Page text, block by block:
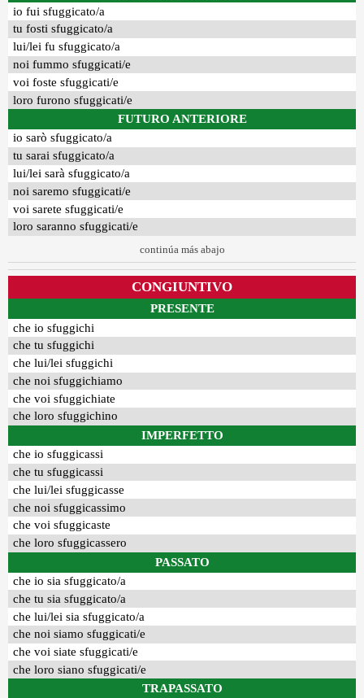
io fui sfuggicato/a
tu fosti sfuggicato/a
lui/lei fu sfuggicato/a
noi fummo sfuggicati/e
voi foste sfuggicati/e
loro furono sfuggicati/e
FUTURO ANTERIORE
io sarò sfuggicato/a
tu sarai sfuggicato/a
lui/lei sarà sfuggicato/a
noi saremo sfuggicati/e
voi sarete sfuggicati/e
loro saranno sfuggicati/e
continúa más abajo
CONGIUNTIVO
PRESENTE
che io sfuggichi
che tu sfuggichi
che lui/lei sfuggichi
che noi sfuggichiamo
che voi sfuggichiate
che loro sfuggichino
IMPERFETTO
che io sfuggicassi
che tu sfuggicassi
che lui/lei sfuggicasse
che noi sfuggicassimo
che voi sfuggicaste
che loro sfuggicassero
PASSATO
che io sia sfuggicato/a
che tu sia sfuggicato/a
che lui/lei sia sfuggicato/a
che noi siamo sfuggicati/e
che voi siate sfuggicati/e
che loro siano sfuggicati/e
TRAPASSATO